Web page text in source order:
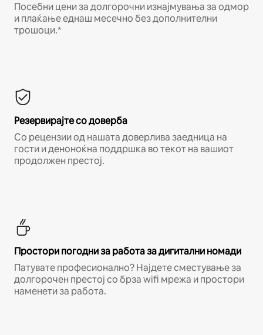
Посебни цени за долгорочни изнајмувања за одмор
и плаќање еднаш месечно без дополнителни
трошоци.*
Резервирајте со доверба
Со рецензии од нашата доверлива заедница на
гости и деноноќна поддршка во текот на вашиот
продолжен престој.
Простори погодни за работа за дигитални номади
Патувате професионално? Најдете сместување за
долгорочен престој со брза wifi мрежа и простори
наменети за работа.